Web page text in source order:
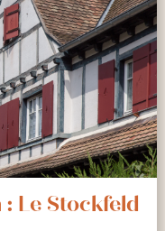
Le Stockfeld